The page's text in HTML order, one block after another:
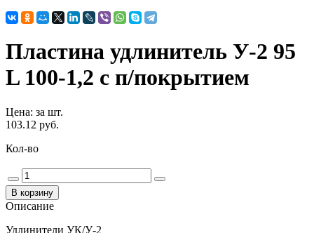
Пластина удлинитель У-2 95
L 100-1,2 с п/покрытием
Цена: за шт.
103.12 руб.
Кол-во
Описание
Удлинители УК/У-2